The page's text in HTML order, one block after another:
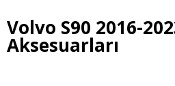
Volvo S90 2016-
Aksesuarları